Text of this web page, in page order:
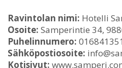
Ravintolan nimi: Hotelli
Osoite: Samperintie 34,
Puhelinnumero: 016841351
Sähköpostiosoite:
Kotisivut: